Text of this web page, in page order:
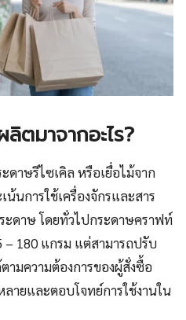
ตมาจากอะไร?
ดาษรีไซเคิล หรือเยื่อไม้จาก
น้นการใช้เครื่องจักรและสาร
ดาษ โดยทั่วไปกระดาษคราฟท์
180 แกรม แต่สามารถปรับ
ามความต้องการของผู้สั่งซื้อ
ายและตอบโจทย์การใช้งานใน